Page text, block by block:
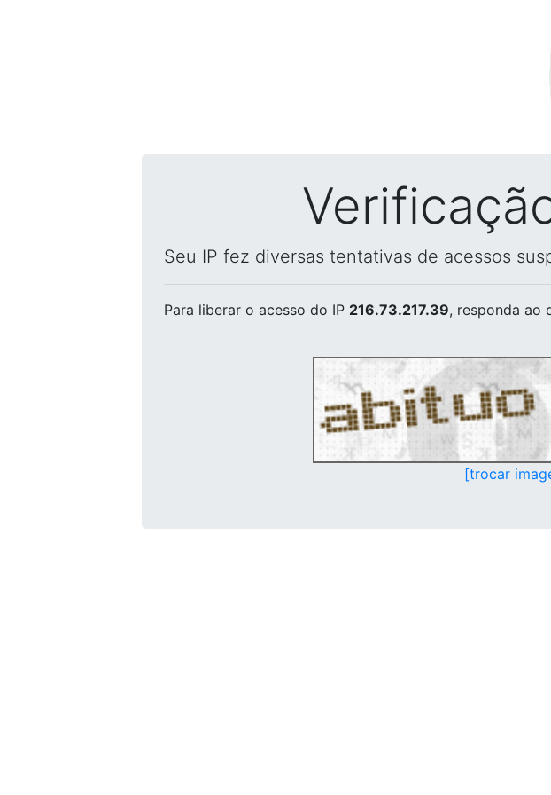
Seu IP fez diversas tentativas de acessos
Para liberar o acesso do IP 216.73.217.39, responda ao
[trocar